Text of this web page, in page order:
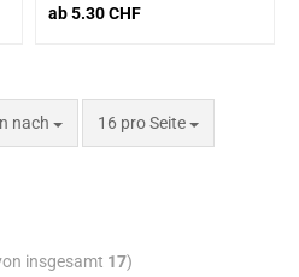
ab 5.30 CHF
nach 16 pro Seite
insgesamt 17)